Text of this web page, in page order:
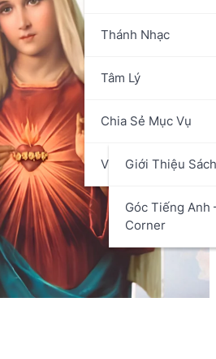
Thánh Nhạc
Tâm Lý
Chia Sẻ Mục Vụ
Văn Hóa Nghệ Thuật
Giới Thiệu Sách
Góc Tiếng Anh
Corner